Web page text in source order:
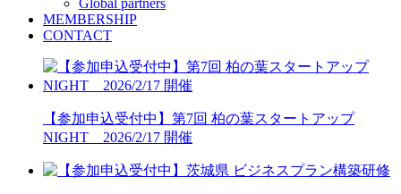
MEMBERSHIP
CONTACT
【参加申込受付中】第7回 柏の葉スタートアップ
NIGHT 2026/2/17 開催